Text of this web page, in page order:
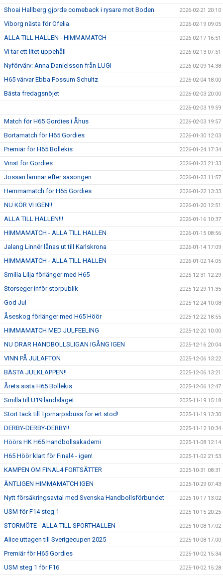
Shoai Hallberg gjorde comeback i rysare mot Boden 2026-02-21 20:10
Viborg nästa för Ofelia 2026-02-19 09:05
ALLA TILL HALLEN - HIMMAMATCH 2026-02-17 16:51
Vi tar ett litet uppehåll 2026-02-13 07:51
Nyförvärv: Anna Danielsson från LUGI 2026-02-09 14:38
H65 värvar Ebba Fossum Schultz 2026-02-04 18:00
Bästa fredagsnöjet 2026-02-03 20:00
2026-02-03 19:59
Match för H65 Gordies i Åhus 2026-02-03 19:57
Bortamatch för H65 Gordies 2026-01-30 12:03
Premiär för H65 Bollekis 2026-01-24 17:34
Vinst för Gordies 2026-01-23 21:33
Jossan lämnar efter säsongen 2026-01-23 11:57
Hemmamatch för H65 Gordies 2026-01-22 13:33
NU KÖR VI IGEN!! 2026-01-20 12:51
ALLA TILL HALLEN!!! 2026-01-16 10:37
HIMMAMATCH - ALLA TILL HALLEN 2026-01-15 08:56
Jalang Linnér lånas ut till Karlskrona 2026-01-14 17:09
HIMMAMATCH - ALLA TILL HALLEN 2026-01-02 14:05
Smilla Lilja förlänger med H65 2025-12-31 12:29
Storseger inför storpublik 2025-12-29 11:35
God Jul 2025-12-24 10:08
Åseskog förlänger med H65 Höör 2025-12-22 18:55
HIMMAMATCH MED JULFEELING 2025-12-20 10:00
NU DRAR HANDBOLLSLIGAN IGÅNG IGEN 2025-12-16 20:04
VINN PÅ JULAFTON 2025-12-06 13:22
BÄSTA JULKLAPPEN!! 2025-12-06 13:21
Årets sista H65 Bollekis 2025-12-06 12:47
Smilla till U19 landslaget 2025-11-19 15:18
Stort tack till Tjörnarpsbuss för ert stöd! 2025-11-19 13:30
DERBY-DERBY-DERBY!! 2025-11-12 10:34
Höörs HK H65 Handbollsakademi 2025-11-08 12:14
H65 Höör klart för Final4 - igen! 2025-11-02 21:53
KAMPEN OM FINAL4 FORTSÄTTER 2025-10-31 08:31
ÄNTLIGEN HIMMAMATCH IGEN 2025-10-29 07:43
Nytt försäkringsavtal med Svenska Handbollsförbundet 2025-10-17 13:02
USM för F14 steg 1 2025-10-15 20:25
STORMÖTE - ALLA TILL SPORTHALLEN 2025-10-08 17:02
Alice uttagen till Sverigecupen 2025 2025-10-08 17:00
Premiär för H65 Gordies 2025-10-02 15:34
USM steg 1 för F16 2025-10-02 15:28